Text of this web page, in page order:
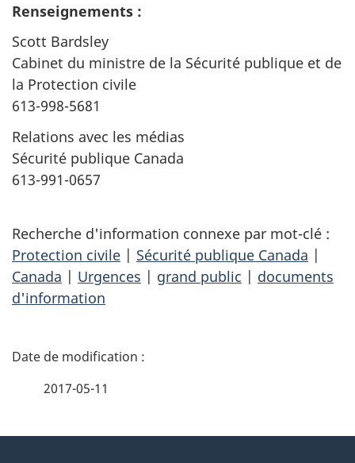
Renseignements :
Scott Bardsley
Cabinet du ministre de la Sécurité publique et de
la Protection civile
613-998-5681
Relations avec les médias
Sécurité publique Canada
613-991-0657
Recherche d'information connexe par mot-clé :
Protection civile | Sécurité publique Canada |
Canada | Urgences | grand public | documents
d'information
D
2017-05-11